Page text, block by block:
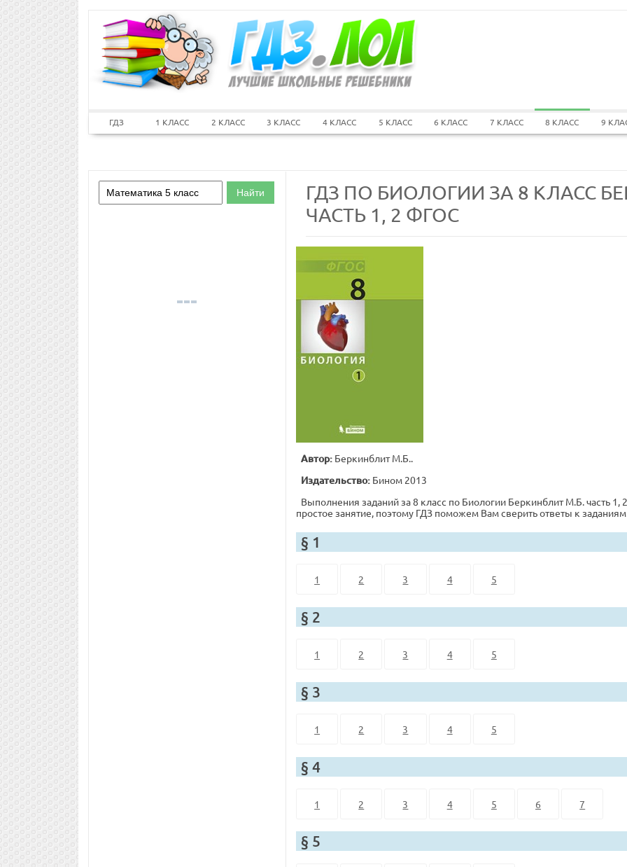
ГДЗ 1 КЛАСС 2 КЛАСС 3 КЛАСС 4 КЛАСС 5 КЛАСС 6 КЛАСС 7 КЛАСС 8 КЛАСС 9
ГДЗ ПО БИОЛОГИИ ЗА 8 КЛАСС
ЧАСТЬ 1, 2 ФГОС
Автор: Беркинблит М.Б..
Издательство: Бином 2013
Выполнения заданий за 8 класс по Биологии Беркинблит М.Б. часть 1,
простое занятие, поэтому ГДЗ поможем Вам сверить ответы к заданиям
§ 1
1 2 3 4 5
§ 2
1 2 3 4 5
§ 3
1 2 3 4 5
§ 4
1 2 3 4 5 6 7
§ 5